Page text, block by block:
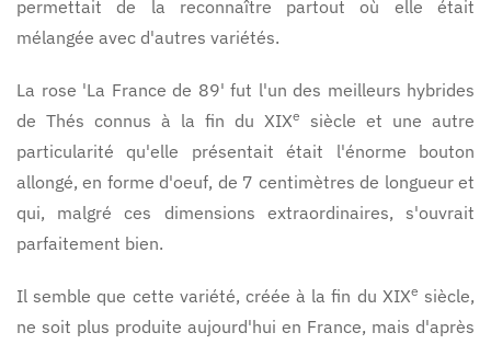
permettait de la reconnaître partout où elle était
mélangée avec d'autres variétés.
La rose 'La France de 89' fut l'un des meilleurs hybrides
de Thés connus à la fin du XIXe
siècle et une autre
particularité qu'elle présentait était l'énorme bouton
allongé, en forme d'oeuf, de 7 centimètres de longueur et
qui, malgré ces dimensions extraordinaires, s'ouvrait
parfaitement bien.
Il semble que cette variété, créée à la fin du XIXe siècle,
ne soit plus produite aujourd'hui en France, mais d'après